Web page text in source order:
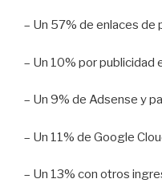
– Un 57% de enlaces de
– Un 10% por publicidad
– Un 9% de Adsense y
– Un 11% de Google
– Un 13% con otros